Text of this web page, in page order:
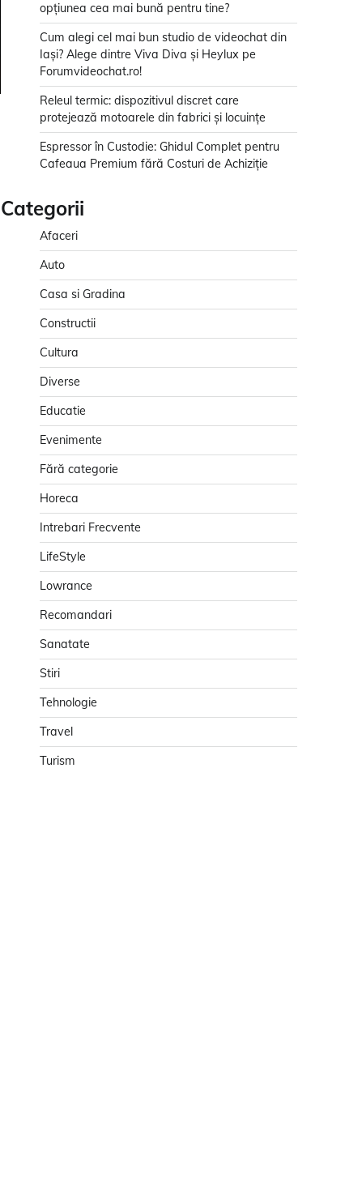
opțiunea cea mai bună pentru tine?
Cum alegi cel mai bun studio de videochat din
Iași? Alege dintre Viva Diva și Heylux pe
Forumvideochat.ro!
Releul termic: dispozitivul discret care
protejează motoarele din fabrici și locuințe
Espressor în Custodie: Ghidul Complet pentru
Cafeaua Premium fără Costuri de Achiziție
Categorii
Afaceri
Auto
Casa si Gradina
Constructii
Cultura
Diverse
Educatie
Evenimente
Fără categorie
Horeca
Intrebari Frecvente
LifeStyle
Lowrance
Recomandari
Sanatate
Stiri
Tehnologie
Travel
Turism